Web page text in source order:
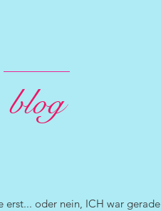
blog
oder nein, ICH war gerade